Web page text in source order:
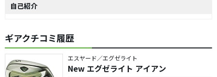
自己紹介
ギアクチコミ履歴
エスヤード／エグゼライト
New エグゼライト アイアン